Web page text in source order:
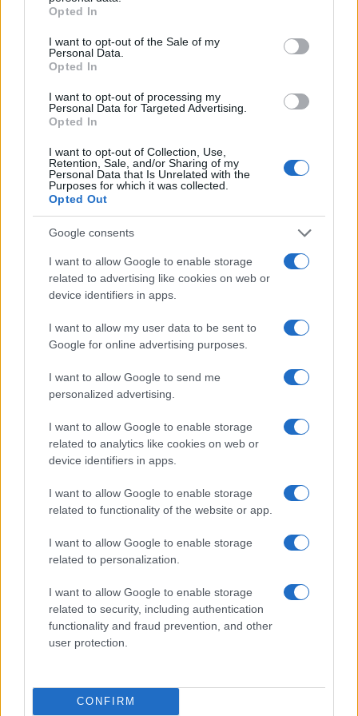
grant or deny consent to Google and its third-party tags to
use your data for below specified purposes in below Google
consent section.
Opted In
I want to opt-out of the Sale of my
Personal Data.
Opted In
I want to opt-out of processing my
Personal Data for Targeted Advertising.
Opted In
I want to opt-out of Collection, Use,
Retention, Sale, and/or Sharing of my
Personal Data that Is Unrelated with the
Purposes for which it was collected.
Opted Out
Google consents
I want to allow Google to enable storage
related to advertising like cookies on web or
device identifiers in apps.
I want to allow my user data to be sent to
Google for online advertising purposes.
I want to allow Google to send me
personalized advertising.
I want to allow Google to enable storage
related to analytics like cookies on web or
device identifiers in apps.
I want to allow Google to enable storage
related to functionality of the website or app.
I want to allow Google to enable storage
related to personalization.
I want to allow Google to enable storage
related to security, including authentication
functionality and fraud prevention, and other
user protection.
CONFIRM
Na Prevaljah se je huje
avtomat, požar pogasili
zaposleni
Motorist v Radljah ob Dravi trčil
v ulično svetilko in se hudo
poškodoval
Nova ljubezenska prevara:
27.000 evrov
Obvestila
Izklop elektrike: 424. Nadzorništvo Vuzenica - Območje Orlice
Izklop elektrike: 421. Nadzorništvo Ravne - Območje Podkraj
pred 3 urami
Izklop elektrike: 423. Nadzorništvo Vuzenica - Območje Mute
Spodnja Vižinga, Vas, Št. Janž nad Radljami, Suhi Vrh, Dobrava
pred 3 urami
Izklop elektrike: 422. Nadzorništvo Vuzenica - Območje
pred 3 urami
Preberite tudi
Dopustniška drama: Policija pričakala letalo s Korošico po
pristanku
Tragedija v Vuhredu: Po umoru 36-letne ženske policija
intenzivno išče osumljenca
prvenstva
V Slovenj Gradcu ukradali kolo Santa Cruz, lastnik prosi za